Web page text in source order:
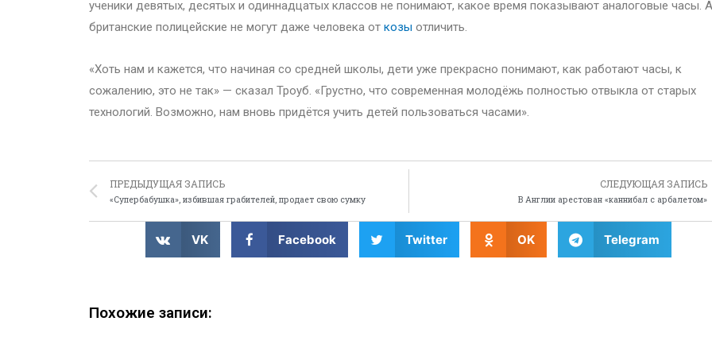
ученики девятых, десятых и одиннадцатых классов не понимают, какое время показывают аналоговые часы. А
британские полицейские не могут даже человека от козы отличить.
«Хоть нам и кажется, что начиная со средней школы, дети уже прекрасно понимают, как работают часы, к
сожалению, это не так» — сказал Троуб. «Грустно, что современная молодёжь полностью отвыкла от старых
технологий. Возможно, нам вновь придётся учить детей пользоваться часами».
ПРЕДЫДУЩАЯ ЗАПИСЬ
«Супербабушка», избившая грабителей, продает свою сумку
СЛЕДУЮЩАЯ ЗАПИСЬ
В Англии арестован «каннибал с арбалетом»
VK Facebook Twitter OK Telegram
Похожие записи: